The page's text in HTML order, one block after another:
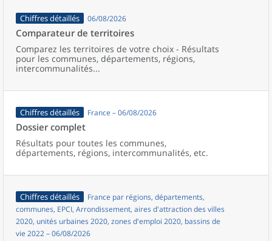
Chiffres détaillés 06/08/2026
Comparateur de territoires
Comparez les territoires de votre choix - Résultats
pour les communes, départements, régions,
intercommunalités...
Chiffres détaillés France – 06/08/2026
Dossier complet
Résultats pour toutes les communes,
départements, régions, intercommunalités, etc.
Chiffres détaillés
France par régions, départements,
communes, EPCI, Arrondissement, aires d'attraction des villes
2020, unités urbaines 2020, zones d'emploi 2020, bassins de
vie 2022 – 06/08/2026